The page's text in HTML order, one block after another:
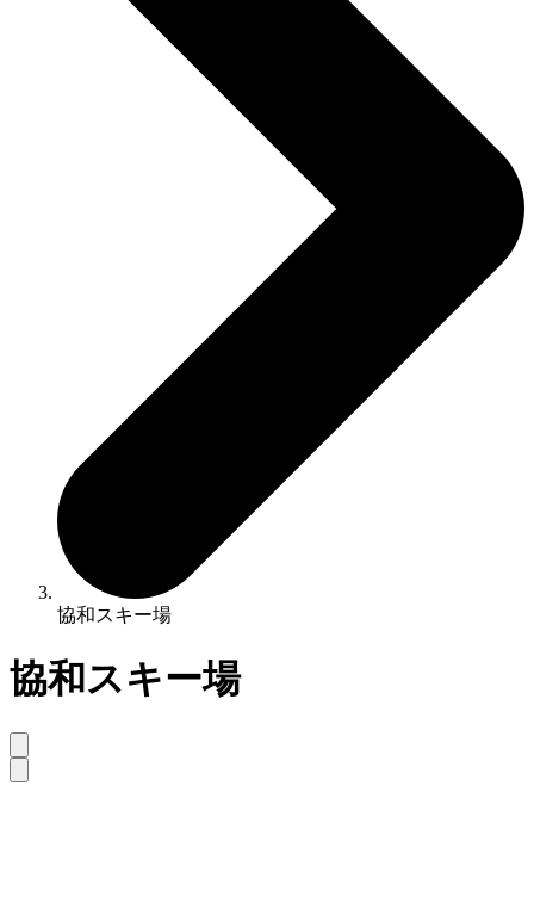
協和スキー場
協和スキー場